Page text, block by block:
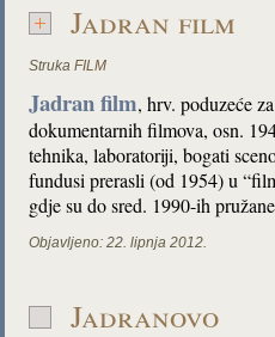
Jadran film
Struka FILM
Jadran film, hrv. poduzeće
dokumentarnih filmova, osn.
tehnika, laboratoriji, bogati
fundusi prerasli (od 1954) u
gdje su do sred. 1990-ih
Objavljeno: 22. lipnja 2012.
Jadranovo